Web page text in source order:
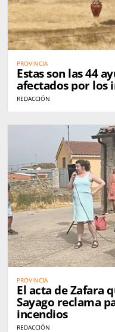
PROVINCIA
Estas son las 44
afectados por los
REDACCIÓN
PROVINCIA
El acta de Zafara
Sayago reclama
incendios
REDACCIÓN